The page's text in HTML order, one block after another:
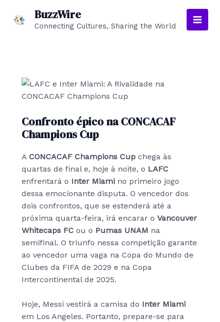
BuzzWire
Connecting Cultures, Sharing the World
Main
Confronto épico na CONCACAF
Champions Cup
A CONCACAF Champions Cup chega às
quartas de final e, hoje à noite, o LAFC
enfrentará o Inter Miami no primeiro jogo
dessa emocionante disputa. O vencedor dos
dois confrontos, que se estenderá até a
próxima quarta-feira, irá encarar o Vancouver
Whitecaps FC ou o Pumas UNAM na
semifinal. O triunfo nessa competição garante
ao vencedor uma vaga na Copa do Mundo de
Clubes da FIFA de 2029 e na Copa
Intercontinental de 2025.
Hoje, Messi vestirá a camisa do Inter Miami
em Los Angeles. Portanto, prepare-se para